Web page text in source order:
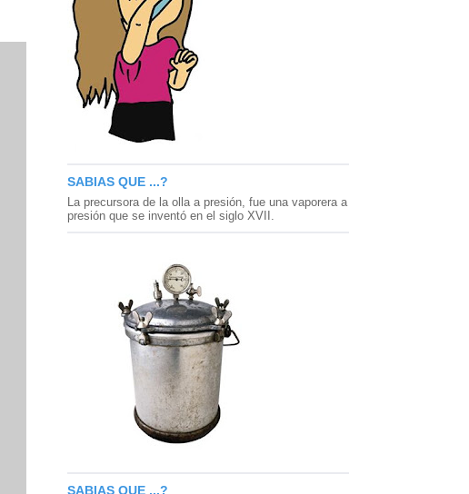
SABIAS QUE ...?
La precursora de la olla a presión, fue una vaporera a
presión que se inventó en el siglo XVII.
SABIAS QUE ...?